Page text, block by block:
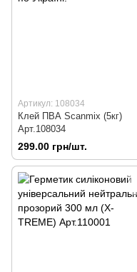
Артикул: 108034
Клей ПВА Scanmix (5кг)
Арт.108034
299.00 грн/шт.